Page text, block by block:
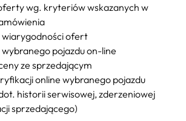
wg. kryteriów wskazanych w
ofert
pojazdu on-line
ze sprzedającym
online wybranego pojazdu
historii serwisowej, zderzeniowej
sprzedającego)